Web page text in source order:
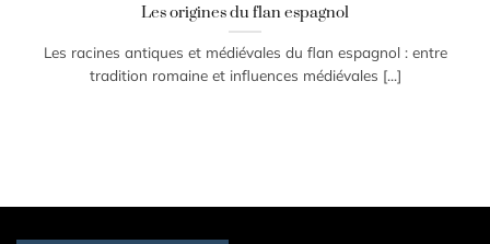
Les origines du flan espagnol
Les racines antiques et médiévales du flan espagnol : entre
tradition romaine et influences médiévales [...]